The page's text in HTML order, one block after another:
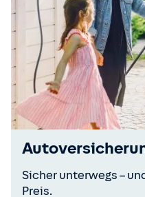
Sicher unterwegs –
Preis.